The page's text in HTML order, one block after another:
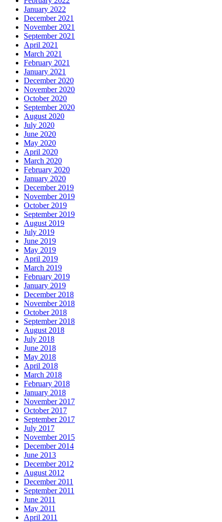
January 2022
December 2021
November 2021
September 2021
April 2021
March 2021
February 2021
January 2021
December 2020
November 2020
October 2020
September 2020
August 2020
July 2020
June 2020
May 2020
April 2020
March 2020
February 2020
January 2020
December 2019
November 2019
October 2019
September 2019
August 2019
July 2019
June 2019
May 2019
April 2019
March 2019
February 2019
January 2019
December 2018
November 2018
October 2018
September 2018
August 2018
July 2018
June 2018
May 2018
April 2018
March 2018
February 2018
January 2018
November 2017
October 2017
September 2017
July 2017
November 2015
December 2014
June 2013
December 2012
August 2012
December 2011
September 2011
June 2011
May 2011
April 2011